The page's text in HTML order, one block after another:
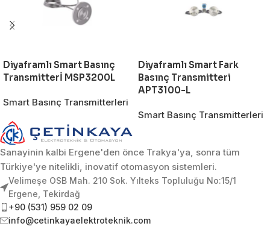
Diyaframlı Smart Basınç
Transmitterİ MSP3200L
Smart Basınç Transmitterleri
Diyaframlı Smart Fark
Basınç Transmitteri
APT3100-L
Smart Basınç Transmitterleri
Sanayinin kalbi Ergene'den önce Trakya'ya, sonra tüm
Türkiye'ye nitelikli, inovatif otomasyon sistemleri.
Velimeşe OSB Mah. 210 Sok. Yılteks Topluluğu No:15/1
Ergene, Tekirdağ
+90 (531) 959 02 09
info@cetinkayaelektroteknik.com